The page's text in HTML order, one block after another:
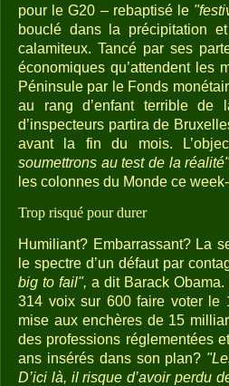
pour le G20 – rebaptisé le
bouclé dans la précipitation
calamiteux. Tancé par ses
économiques qu’attendent les
Péninsule par le Fonds
au rang d’enfant terrible
d’inspecteurs partira de
avant la fin du mois.
soumettrons au test de la
les colonnes du Monde ce
Trop risqué pour durer
Humiliant? Embarrassant? La
le spectre d’un défaut par
big to fail", a dit Barack
314 voix sur 600 faire voter le
mise aux enchères de 15
des professions réglementées
ans insérés dans son plan?
D’ici là, il risque d’avoir perdu